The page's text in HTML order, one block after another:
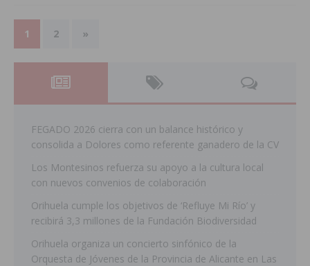
1 2 »
FEGADO 2026 cierra con un balance histórico y
consolida a Dolores como referente ganadero de la CV
Los Montesinos refuerza su apoyo a la cultura local
con nuevos convenios de colaboración
Orihuela cumple los objetivos de ‘Refluye Mi Río’ y
recibirá 3,3 millones de la Fundación Biodiversidad
Orihuela organiza un concierto sinfónico de la
Orquesta de Jóvenes de la Provincia de Alicante en Las